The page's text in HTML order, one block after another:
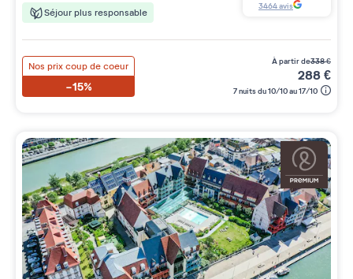
Séjour plus responsable
3464avis
Nos prix coup de coeur
-15%
à partir de338€
288€
7 nuits du 10/10 au 17/10